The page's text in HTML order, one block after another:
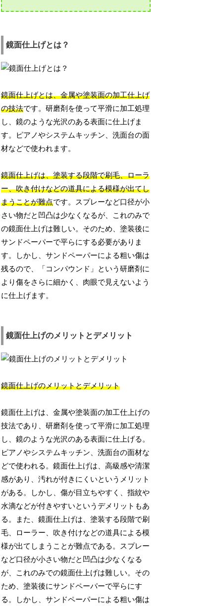
鏡面仕上げとは？
鏡面仕上げとは、金属や塗装面の加工仕上げ
の技法です。研磨剤を使って平滑に加工処理
し、鏡のような光沢のある表面に仕上げま
す。ピアノやシステムキッチン、洗面台の面
材などで使われます。
鏡面仕上げは、塗装する段階で刷毛、ローラ
ー、吹き付けなどの道具による模様が出てし
まうことが難点です。スプレーなど口径が小
さい物だと凹凸は少なくなるが、これのみで
の鏡面仕上げは難しい。そのため、塗装後に
サンドペーパーで平らにする必要がありま
す。しかし、サンドペーパーによる粗い傷は
残るので、「コンパウンド」という研磨剤に
より傷をさらに細かく、肉眼で見えないよう
に仕上げます。
鏡面仕上げのメリットとデメリット
鏡面仕上げのメリットとデメリット
鏡面仕上げは、金属や塗装面の加工仕上げの
技法であり、研磨剤を使って平滑に加工処理
し、鏡のような光沢のある表面に仕上げる。
ピアノやシステムキッチン、洗面台の面材な
どで使われる。鏡面仕上げは、高級感や清潔
感があり、汚れが付きにくいというメリット
がある。しかし、傷が目立ちやすく、指紋や
水滴などが付きやすいというデメリットもあ
る。また、鏡面仕上げは、塗装する段階で刷
毛、ローラー、吹き付けなどの道具による模
様が出てしまうことが難点である。スプレー
など口径が小さい物だと凹凸は少なくなる
が、これのみでの鏡面仕上げは難しい。その
ため、塗装後にサンドペーパーで平らにす
る。しかし、サンドペーパーによる粗い傷は